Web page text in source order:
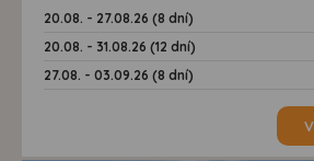
20.08. - 27.08.26 (8 dní)
20.08. - 31.08.26 (12 dní)
27.08. - 03.09.26 (8 dní)